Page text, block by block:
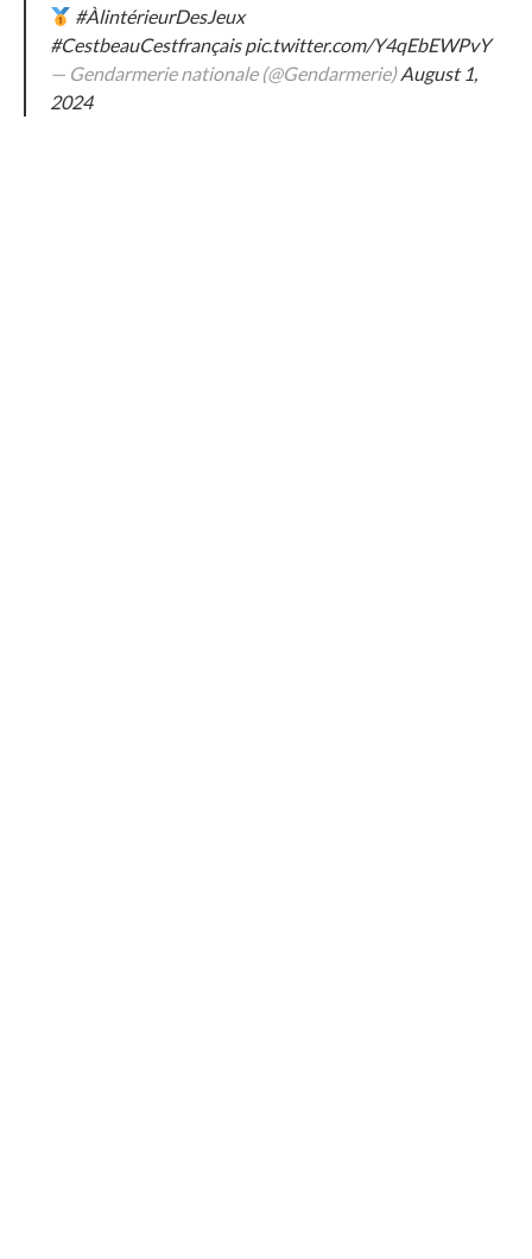
#ÀlintérieurDesJeux
#CestbeauCestfrançais pic.twitter.com/Y4qEbEWPvY
— Gendarmerie nationale (@Gendarmerie)August 1,
2024